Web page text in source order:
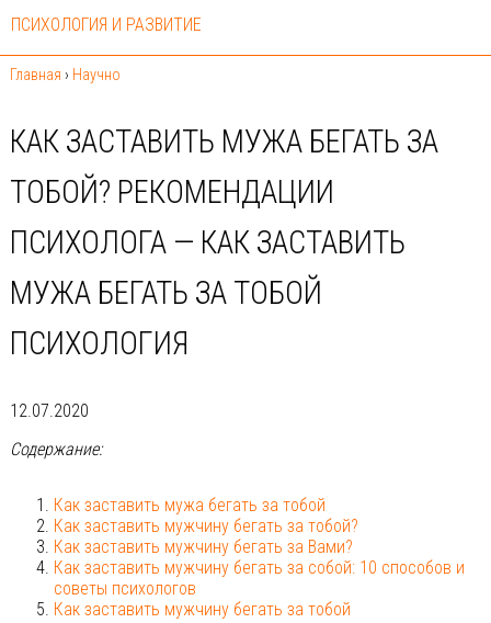
ПСИХОЛОГИЯ И РАЗВИТИЕ
Главная › Научно
КАК ЗАСТАВИТЬ МУЖА БЕГАТЬ ЗА
ТОБОЙ? РЕКОМЕНДАЦИИ
ПСИХОЛОГА — КАК ЗАСТАВИТЬ
МУЖА БЕГАТЬ ЗА ТОБОЙ
ПСИХОЛОГИЯ
12.07.2020
Содержание:
Как заставить мужа бегать за тобой
Как заставить мужчину бегать за тобой?
Как заставить мужчину бегать за Вами?
Как заставить мужчину бегать за собой: 10 способов и
советы психологов
Как заставить мужчину бегать за тобой